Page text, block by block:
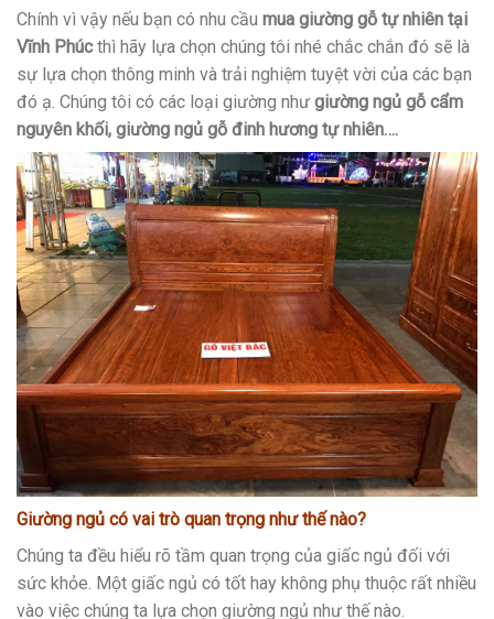
Chính vì vậy nếu bạn có nhu cầu mua giường gỗ tự nhiên tại
Vĩnh Phúcthì hãy lựa chọn chúng tôi nhé chắc chắn đó sẽ là
sự lựa chọn thông minh và trải nghiệm tuyệt vời của các bạn
đó ạ. Chúng tôi có các loại giường như giường ngủ gỗ cẩm
nguyên khối, giường ngủ gỗ đinh hương tự nhiên….
Giường ngủ có vai trò quan trọng như thế nào?
Chúng ta đều hiểu rõ tầm quan trọng của giấc ngủ đối với
sức khỏe. Một giấc ngủ có tốt hay không phụ thuộc rất nhiều
vào việc chúng ta lựa chọn giường ngủ như thế nào.